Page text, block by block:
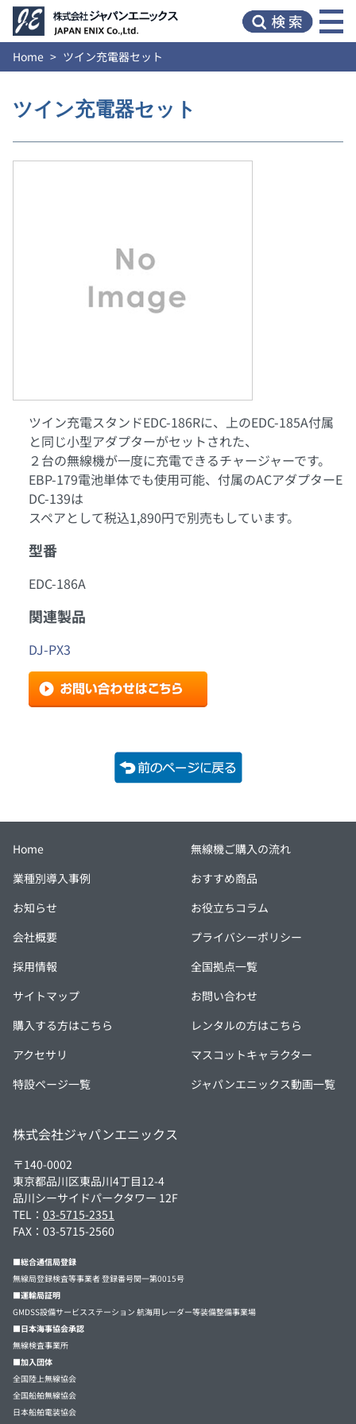
Home ツイン充電器セット
ツイン充電器セット
ツイン充電スタンドEDC-186Rに、上のEDC-185A付属
と同じ小型アダプターがセットされた、
２台の無線機が一度に充電できるチャージャーです。
EBP-179電池単体でも使用可能、付属のACアダプターE
DC-139は
スペアとして税込1,890円で別売もしています。
型番
EDC-186A
関連製品
DJ-PX3
Home
無線機ご購入の流れ
業種別導入事例
おすすめ商品
お知らせ
お役立ちコラム
会社概要
プライバシーポリシー
採用情報
全国拠点一覧
サイトマップ
お問い合わせ
購入する方はこちら
レンタルの方はこちら
アクセサリ
マスコットキャラクター
特設ページ一覧
ジャパンエニックス動画一覧
株式会社ジャパンエニックス
〒140-0002
東京都品川区東品川4丁目12-4
品川シーサイドパークタワー 12F
TEL： 03-5715-2351
FAX：03-5715-2560
■総合通信局登録
無線局登録検査等事業者 登録番号関一第0015号
■運輸局証明
GMDSS設備サービスステーション 航海用レーダー等装備整備事業場
■日本海事協会承認
無線検査事業所
■加入団体
全国陸上無線協会
全国船舶無線協会
日本船舶電装協会